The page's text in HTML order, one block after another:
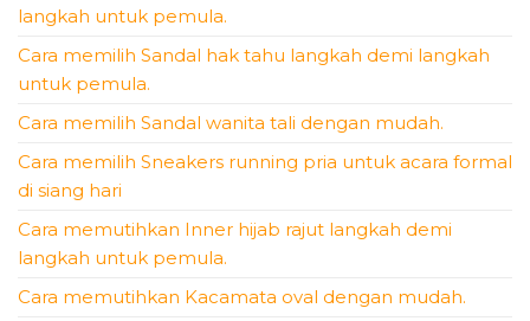
langkah untuk pemula.
Cara memilih Sandal hak tahu langkah demi langkah
untuk pemula.
Cara memilih Sandal wanita tali dengan mudah.
Cara memilih Sneakers running pria untuk acara formal
di siang hari
Cara memutihkan Inner hijab rajut langkah demi
langkah untuk pemula.
Cara memutihkan Kacamata oval dengan mudah.